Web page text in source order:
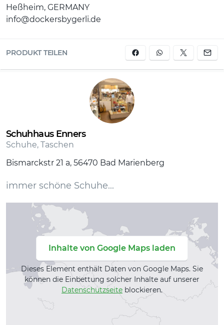
Heßheim, GERMANY
info@dockersbygerli.de
PRODUKT TEILEN
Schuhhaus Enners
Schuhe, Taschen
Bismarckstr 21 a, 56470 Bad Marienberg
immer schöne Schuhe...
Inhalte von Google Maps laden
Dieses Element enthält Daten von Google Maps. Sie
können die Einbettung solcher Inhalte auf unserer
Datenschutzseite blockieren.